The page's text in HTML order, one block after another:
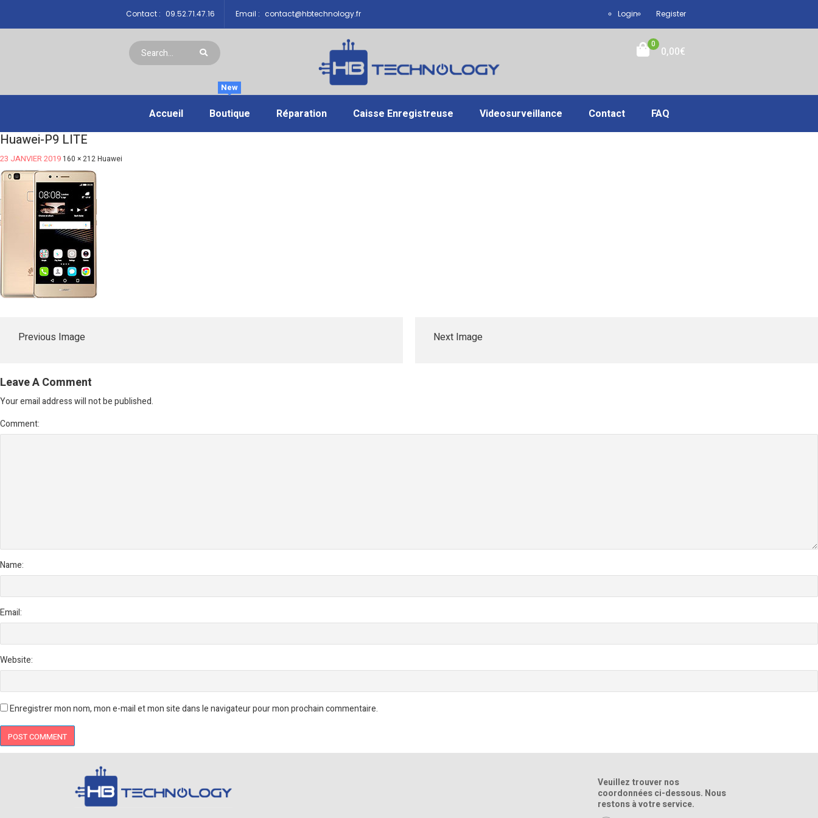
Contact : 09.52.71.47.16 Email : contact@hbtechnology.fr Login Register
0
0,00€
Accueil Boutique
New
Réparation Caisse Enregistreuse Videosurveillance Contact FAQ
Huawei-P9 LITE
23 JANVIER 2019 160 × 212Huawei
Previous Image Next Image
Leave A Comment
Your email address will not be published.
Comment:
Name:
Email:
Website:
Enregistrer mon nom, mon e-mail et mon site dans le navigateur pour mon prochain commentaire.
Veuillez trouver nos
coordonnées ci-dessous. Nous
restons à votre service.